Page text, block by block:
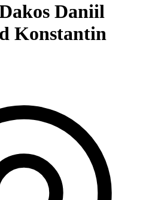
Daniil
Konstantin